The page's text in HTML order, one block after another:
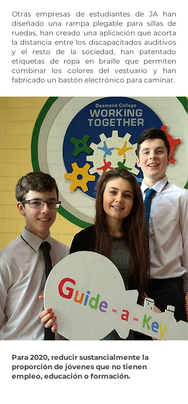
Otras empresas de estudiantes de JA han
diseñado una rampa plegable para sillas de
ruedas, han creado una aplicación que acorta
la distancia entre los discapacitados auditivos
y el resto de la sociedad, han patentado
etiquetas de ropa en braille que permiten
combinar los colores del vestuario y han
fabricado un bastón electrónico para caminar.
Para 2020, reducir sustancialmente la
proporción de jóvenes que no tienen
empleo, educación o formación.